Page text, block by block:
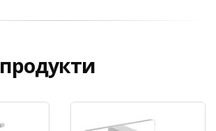
продукти